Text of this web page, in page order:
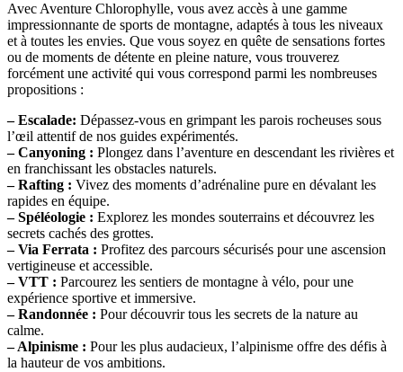
Avec Aventure Chlorophylle, vous avez accès à une gamme
impressionnante de sports de montagne, adaptés à tous les niveaux
et à toutes les envies. Que vous soyez en quête de sensations fortes
ou de moments de détente en pleine nature, vous trouverez
forcément une activité qui vous correspond parmi les nombreuses
propositions :
– Escalade: Dépassez-vous en grimpant les parois rocheuses sous
l’œil attentif de nos guides expérimentés.
– Canyoning : Plongez dans l’aventure en descendant les rivières et
en franchissant les obstacles naturels.
– Rafting : Vivez des moments d’adrénaline pure en dévalant les
rapides en équipe.
– Spéléologie : Explorez les mondes souterrains et découvrez les
secrets cachés des grottes.
– Via Ferrata : Profitez des parcours sécurisés pour une ascension
vertigineuse et accessible.
– VTT : Parcourez les sentiers de montagne à vélo, pour une
expérience sportive et immersive.
– Randonnée : Pour découvrir tous les secrets de la nature au
calme.
– Alpinisme : Pour les plus audacieux, l’alpinisme offre des défis à
la hauteur de vos ambitions.